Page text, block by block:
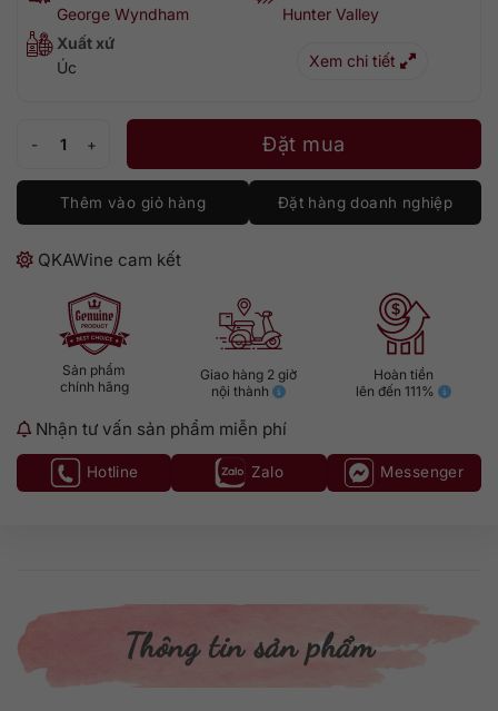
George Wyndham
Hunter Valley
Xuất xứ
Úc
Xem chi tiết
Đặt mua
Thêm vào giỏ hàng Đặt hàng doanh nghiệp
QKAWine cam kết
Sản phẩm
chính hãng
Giao hàng 2 giờ
nội thành
Hoàn tiền
lên đến 111%
Nhận tư vấn sản phẩm miễn phí
Hotline Zalo Messenger
Thông tin sản phẩm